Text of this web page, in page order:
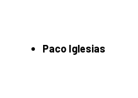
Paco Iglesias